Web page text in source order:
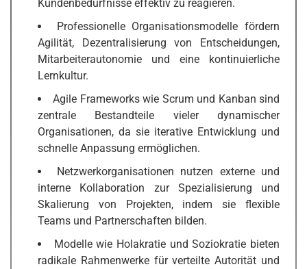
Kundenbedürfnisse effektiv zu reagieren.
Professionelle Organisationsmodelle fördern
Agilität, Dezentralisierung von Entscheidungen,
Mitarbeiterautonomie und eine kontinuierliche
Lernkultur.
Agile Frameworks wie Scrum und Kanban sind
zentrale Bestandteile vieler dynamischer
Organisationen, da sie iterative Entwicklung und
schnelle Anpassung ermöglichen.
Netzwerkorganisationen nutzen externe und
interne Kollaboration zur Spezialisierung und
Skalierung von Projekten, indem sie flexible
Teams und Partnerschaften bilden.
Modelle wie Holakratie und Soziokratie bieten
radikale Rahmenwerke für verteilte Autorität und